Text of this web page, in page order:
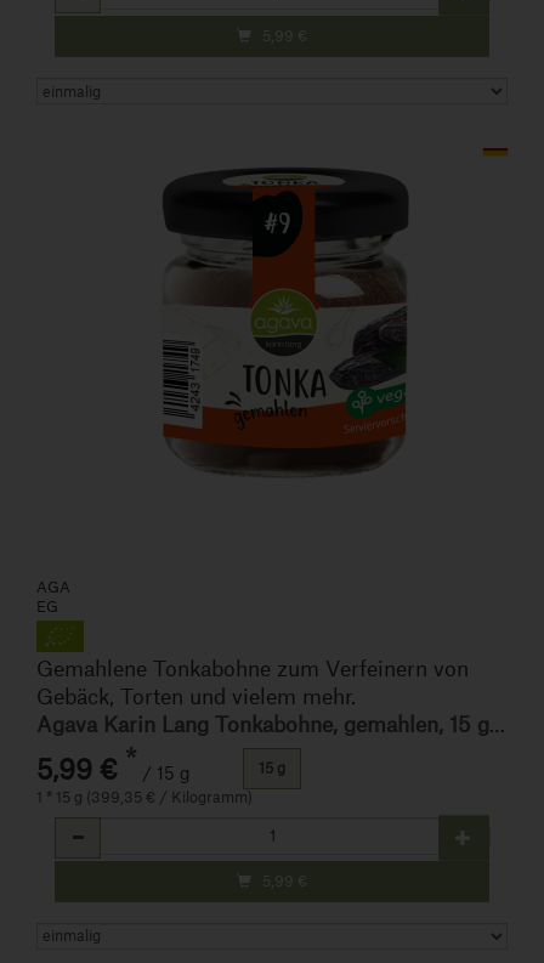
5,99 €
AGA
EG
Gemahlene Tonkabohne zum Verfeinern von
Gebäck, Torten und vielem mehr.
Agava Karin Lang Tonkabohne, gemahlen, 15 gr Glas
5,99 € * / 15 g
1 * 15 g (399,35 € / Kilogramm)
15 g
Anzahl
5,99 €